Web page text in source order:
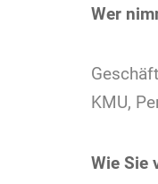
Wer
KMU,
Wie Sie